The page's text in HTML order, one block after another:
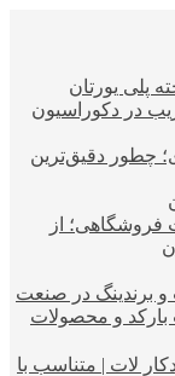
پلی یورتان
در دکوراسیون
چطور دقیق‌ترین
فروشگاهی؛ از
و برندینگ در صنعت
بارکد و محصولات
لات | متناسب با